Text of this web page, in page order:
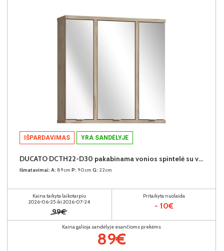
IŠPARDAVIMAS YRA SANDĖLYJE
DUCATO DCTH22-D30 pakabinama vonios spintelė su veidrodžiu
Išmatavimai: A: 89cm P: 90cm G: 22cm
Kaina taikyta laikotarpiu
2026-06-25 iki 2026-07-24
99€
Pritaikyta nuolaida
- 10€
Kaina galioja sandėlyje esančioms prekėms
89€